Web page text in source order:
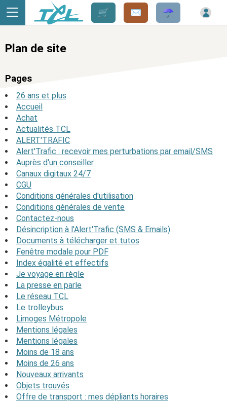
Plan de site
Pages
26 ans et plus
Accueil
Achat
Actualités TCL
ALERT'TRAFIC
Alert'Trafic : recevoir mes perturbations par email/SMS
Auprès d'un conseiller
Canaux digitaux 24/7
CGU
Conditions générales d'utilisation
Conditions générales de vente
Contactez-nous
Désincription à l'Alert'Trafic (SMS & Emails)
Documents à télécharger et tutos
Fenêtre modale pour PDF
Index égalité et effectifs
Je voyage en règle
La presse en parle
Le réseau TCL
Le trolleybus
Limoges Métropole
Mentions légales
Mentions légales
Moins de 18 ans
Moins de 26 ans
Nouveaux arrivants
Objets trouvés
Offre de transport : mes dépliants horaires
Panneau de gestion des cookies